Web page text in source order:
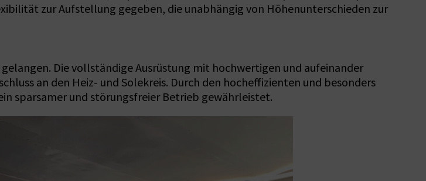
zur Aufstellung gegeben, die unabhängig von Höhenunterschieden zur
Die vollständige Ausrüstung mit hochwertigen und aufeinander
an den Heiz- und Solekreis. Durch den hocheffizienten und besonders
sparsamer und störungsfreier Betrieb gewährleistet.